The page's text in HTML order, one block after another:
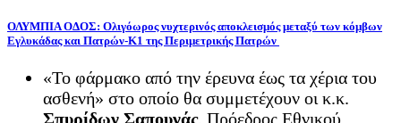
ΟΛΥΜΠΙΑ ΟΔΟΣ: Ολιγόωρος νυχτερινός αποκλεισμός μεταξύ των κόμβων
Εγλυκάδας και Πατρών-Κ1 της Περιμετρικής Πατρών
«Το φάρμακο από την έρευνα έως τα χέρια του
ασθενή» στο οποίο θα συμμετέχουν οι κ.κ.
Σπυρίδων Σαπουνάς, Πρόεδρος Εθνικού